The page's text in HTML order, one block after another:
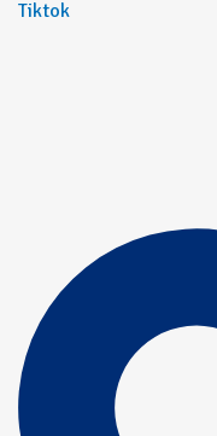
Tiktok